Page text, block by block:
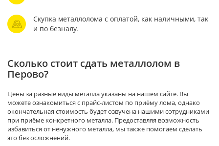
Скупка металлолома с оплатой, как наличными, так
и по безналу.
Сколько стоит сдать металлолом в
Перово?
Цены за разные виды металла указаны на нашем сайте. Вы
можете ознакомиться с прайс-листом по приёму лома, однако
окончательная стоимость будет озвучена нашими сотрудниками
при приёме конкретного металла. Предоставляя возможность
избавиться от ненужного металла, мы также помогаем сделать
это без осложнений.